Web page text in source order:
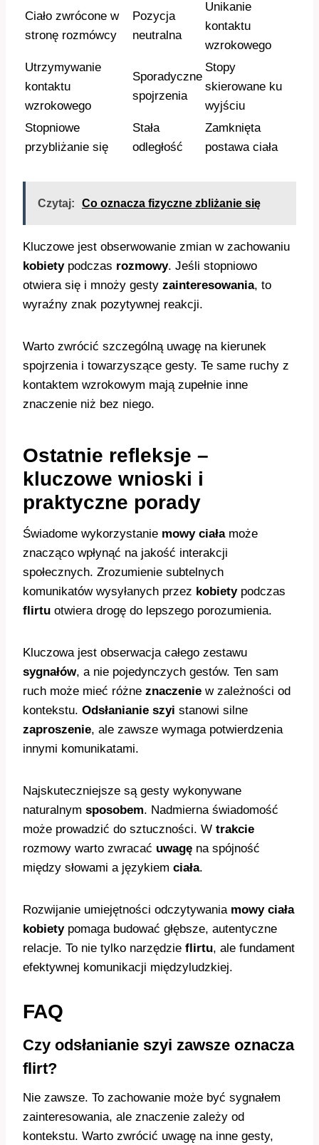
Ciało zwrócone w
stronę rozmówcy
Pozycja
neutralna
Unikanie
kontaktu
wzrokowego
Utrzymywanie
kontaktu
wzrokowego
Sporadyczne
spojrzenia
Stopy
skierowane ku
wyjściu
Stopniowe
przybliżanie się
Stała
odległość
Zamknięta
postawa ciała
Czytaj: Co oznacza fizyczne zbliżanie się
Kluczowe jest obserwowanie zmian w zachowaniu
kobietypodczas rozmowy. Jeśli stopniowo
otwiera się i mnoży gesty zainteresowania, to
wyraźny znak pozytywnej reakcji.
Warto zwrócić szczególną uwagę na kierunek
spojrzenia i towarzyszące gesty. Te same ruchy z
kontaktem wzrokowym mają zupełnie inne
znaczenie niż bez niego.
Ostatnie refleksje –
kluczowe wnioski i
praktyczne porady
Świadome wykorzystanie mowy ciałamoże
znacząco wpłynąć na jakość interakcji
społecznych. Zrozumienie subtelnych
komunikatów wysyłanych przez kobietypodczas
flirtu otwiera drogę do lepszego porozumienia.
Kluczowa jest obserwacja całego zestawu
sygnałów, a nie pojedynczych gestów. Ten sam
ruch może mieć różne znaczenie w zależności od
kontekstu. Odsłanianie szyi stanowi silne
zaproszenie, ale zawsze wymaga potwierdzenia
innymi komunikatami.
Najskuteczniejsze są gesty wykonywane
naturalnym sposobem. Nadmierna świadomość
może prowadzić do sztuczności. W trakcie
rozmowy warto zwracać uwagę na spójność
między słowami a językiem ciała.
Rozwijanie umiejętności odczytywania mowy ciała
kobietypomaga budować głębsze, autentyczne
relacje. To nie tylko narzędzie flirtu, ale fundament
efektywnej komunikacji międzyludzkiej.
FAQ
Czy odsłanianie szyi zawsze oznacza
flirt?
Nie zawsze. To zachowanie może być sygnałem
zainteresowania, ale znaczenie zależy od
kontekstu. Warto zwrócić uwagę na inne gesty,